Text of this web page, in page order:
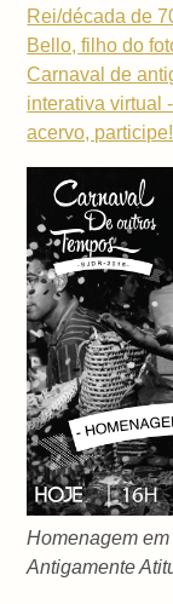
Rei/década de
Bello, filho do
Carnaval de
interativa virtual
acervo, participe!
Homenagem
Antigamente